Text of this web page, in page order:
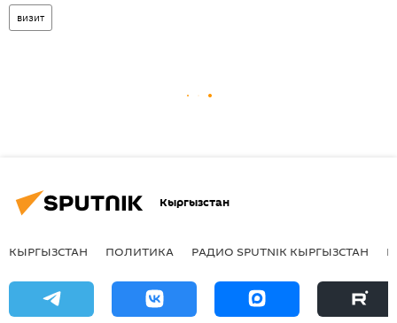
визит
Кыргызстан
КЫРГЫЗСТАН ПОЛИТИКА РАДИО SPUTNIK КЫРГЫЗСТАН